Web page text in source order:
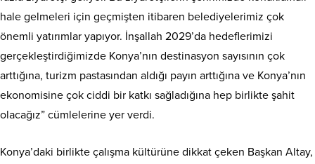
hale gelmeleri için geçmişten itibaren belediyelerimiz çok
önemli yatırımlar yapıyor. İnşallah 2029’da hedeflerimizi
gerçekleştirdiğimizde Konya’nın destinasyon sayısının çok
arttığına, turizm pastasından aldığı payın arttığına ve Konya’nın
ekonomisine çok ciddi bir katkı sağladığına hep birlikte şahit
olacağız” cümlelerine yer verdi.
Konya’daki birlikte çalışma kültürüne dikkat çeken Başkan Altay,